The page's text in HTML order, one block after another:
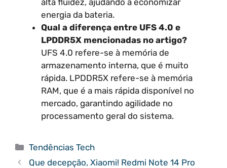
energia da bateria.
Qual a diferença entre UFS 4.0 e
LPDDR5X mencionadas no artigo?
UFS 4.0 refere-se à memória de
armazenamento interna, que é muito
rápida. LPDDR5X refere-se à memória
RAM, que é a mais rápida disponível no
mercado, garantindo agilidade no
processamento geral do sistema.
Categorias
Tendências Tech
Que decepção, Xiaomi! Redmi Note 14 Pro